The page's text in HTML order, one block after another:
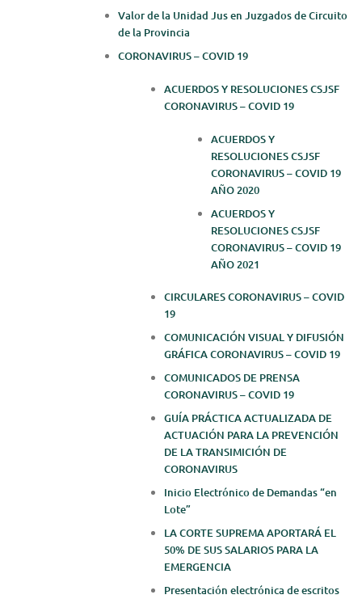
Valor de la Unidad Jus en Juzgados de Circuito
de la Provincia
CORONAVIRUS – COVID 19
ACUERDOS Y RESOLUCIONES CSJSF
CORONAVIRUS – COVID 19
ACUERDOS Y
RESOLUCIONES CSJSF
CORONAVIRUS – COVID 19
AÑO 2020
ACUERDOS Y
RESOLUCIONES CSJSF
CORONAVIRUS – COVID 19
AÑO 2021
CIRCULARES CORONAVIRUS – COVID
19
COMUNICACIÓN VISUAL Y DIFUSIÓN
GRÁFICA CORONAVIRUS – COVID 19
COMUNICADOS DE PRENSA
CORONAVIRUS – COVID 19
GUÍA PRÁCTICA ACTUALIZADA DE
ACTUACIÓN PARA LA PREVENCIÓN
DE LA TRANSIMICIÓN DE
CORONAVIRUS
Inicio Electrónico de Demandas “en
Lote”
LA CORTE SUPREMA APORTARÁ EL
50% DE SUS SALARIOS PARA LA
EMERGENCIA
Presentación electrónica de escritos